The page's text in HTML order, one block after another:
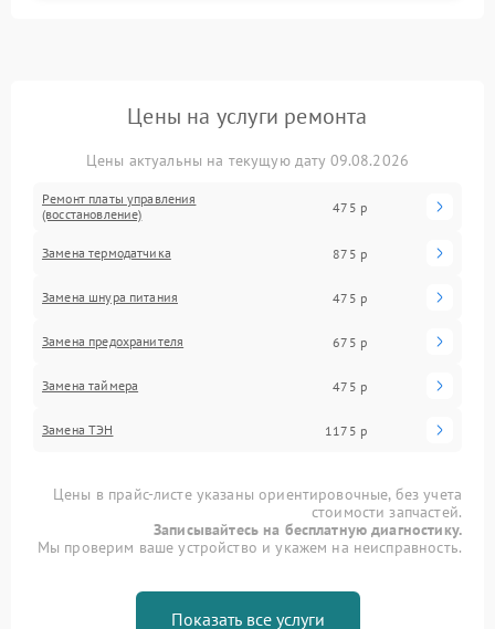
Цены на услуги ремонта
Цены актуальны на текущую дату 09.08.2026
Ремонт платы управления
(восстановление)
475 р
Замена термодатчика 875 р
Замена шнура питания 475 р
Замена предохранителя 675 р
Замена таймера 475 р
Замена ТЭН 1175 р
Цены в прайс-листе указаны ориентировочные, без учета
стоимости запчастей.
Записывайтесь на бесплатную диагностику.
Мы проверим ваше устройство и укажем на неисправность.
Показать все услуги